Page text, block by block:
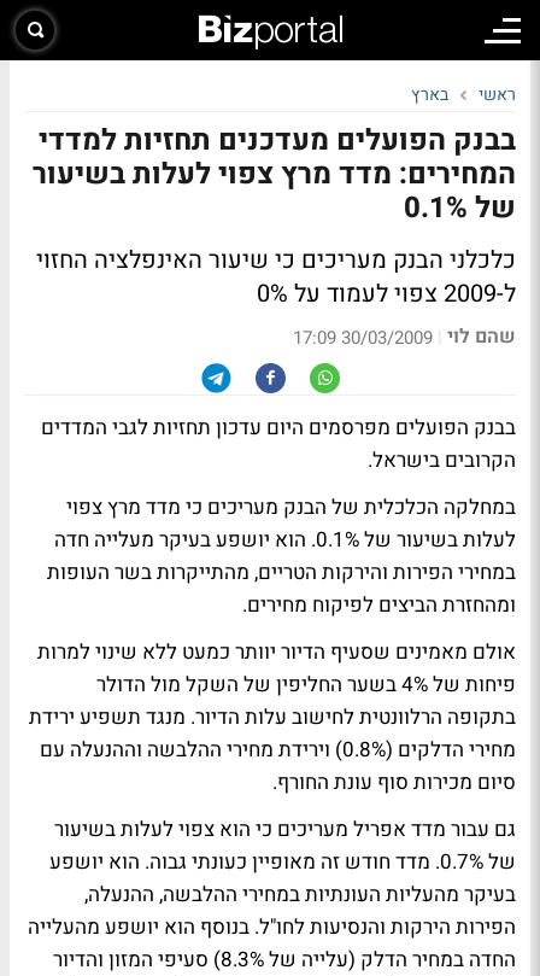
ראשי בארץ
בבנק הפועלים מעדכנים תחזיות למדדי
המחירים: מדד מרץ צפוי לעלות בשיעור
של 0.1%
כלכלני הבנק מעריכים כי שיעור האינפלציה החזוי
ל-2009 צפוי לעמוד על 0%
שהם לוי |
30/03/2009 17:09
בבנק הפועלים מפרסמים היום עדכון תחזיות לגבי המדדים
הקרובים בישראל.
במחלקה הכלכלית של הבנק מעריכים כי מדד מרץ צפוי
לעלות בשיעור של 0.1%. הוא יושפע בעיקר מעלייה חדה
במחירי הפירות והירקות הטריים, מהתייקרות בשר העופות
ומהחזרת הביצים לפיקוח מחירים.
אולם מאמינים שסעיף הדיור יוותר כמעט ללא שינוי למרות
פיחות של 4% בשער החליפין של השקל מול הדולר
בתקופה הרלוונטית לחישוב עלות הדיור. מנגד תשפיע ירידת
מחירי הדלקים (0.8%) וירידת מחירי ההלבשה וההנעלה עם
סיום מכירות סוף עונת החורף.
גם עבור מדד אפריל מעריכים כי הוא צפוי לעלות בשיעור
של 0.7%. מדד חודש זה מאופיין כעונתי גבוה. הוא יושפע
בעיקר מהעליות העונתיות במחירי ההלבשה, ההנעלה,
הפירות הירקות והנסיעות לחו"ל. בנוסף הוא יושפע מהעלייה
החדה במחיר הדלק (עלייה של 8.3%) סעיפי המזון והדיור